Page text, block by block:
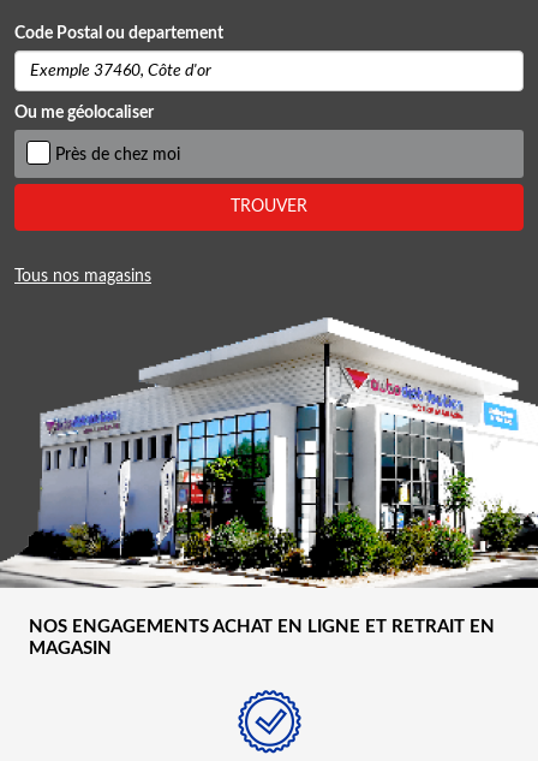
Code Postal ou departement
Ou me géolocaliser
Près de chez moi
TROUVER
Tous nos magasins
NOS ENGAGEMENTS ACHAT EN LIGNE ET RETRAIT EN
MAGASIN